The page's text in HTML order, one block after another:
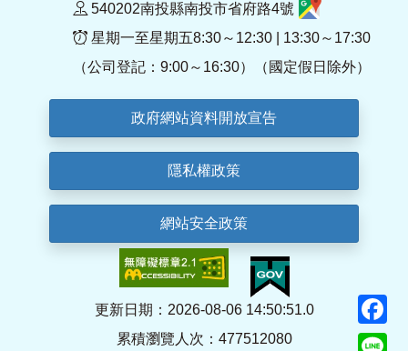
540202南投縣南投市省府路4號
星期一至星期五8:30～12:30 | 13:30～17:30
（公司登記：9:00～16:30）（國定假日除外）
政府網站資料開放宣告
隱私權政策
網站安全政策
更新日期：2026-08-06 14:50:51.0
累積瀏覽人次：477512080